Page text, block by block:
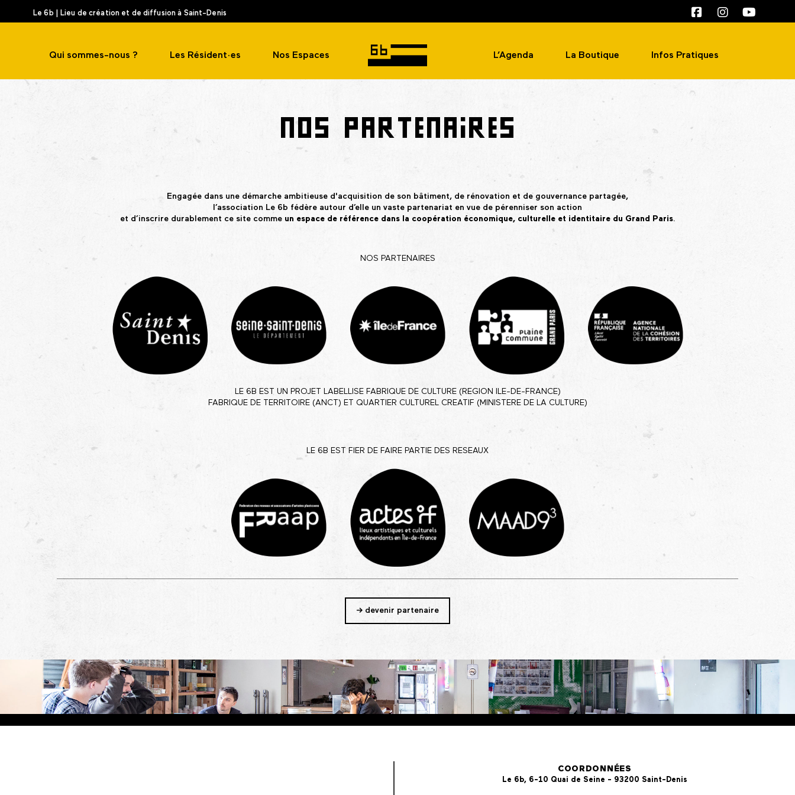
Le 6b | Lieu de création et de diffusion à Saint-Denis
Qui sommes-nous ? Les Résident·es Nos Espaces L’Agenda La Boutique Infos Pratiques
NOS PARTENAIRES
Engagée dans une démarche ambitieuse d'acquisition de son bâtiment, de rénovation et de gouvernance partagée,
l’association Le 6b fédère autour d’elle un vaste partenariat en vue de pérenniser son action
et d’inscrire durablement ce site comme un espace de référence dans la coopération économique, culturelle et identitaire du Grand Paris.
NOS PARTENAIRES
LE 6B EST UN PROJET LABELLISE FABRIQUE DE CULTURE (REGION ILE-DE-FRANCE)
FABRIQUE DE TERRITOIRE (ANCT) ET QUARTIER CULTUREL CREATIF (MINISTERE DE LA CULTURE)
LE 6B EST FIER DE FAIRE PARTIE DES RESEAUX
-> devenir partenaire
COORDONNÉES
Le 6b, 6-10 Quai de Seine - 93200 Saint-Denis